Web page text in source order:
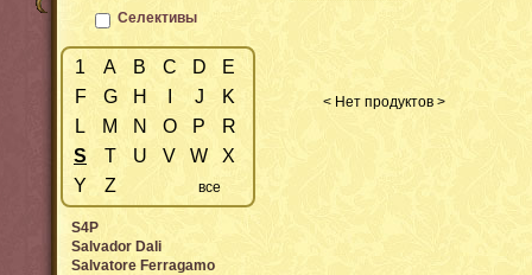
< Нет продуктов >
Селективы
1 A B C D
E
F
G H J
K
L
M N O P
R
S
T U V W
X
Y
Z все
S4P
Salvador Dali
Salvatore Ferragamo